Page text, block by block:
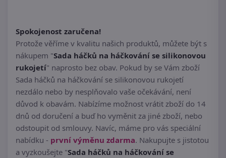
Spokojenost zaručena!
Protože věříme v kvalitu našich produktů, můžete být s
nákupem "Sada háčků na háčkování se silikonovou
rukojetí" naprosto bez obav. Pokud by se Vám zboží
Sada háčků na háčkování se silikonovou rukojetí
nezdálo nebo by nesplňovalo vaše očekávání, není
důvod k obavám. Nabízíme možnost vrátit zboží do 14
dnů od doručení a buď ho vyměnit za jiné zboží, nebo
odstoupit od smlouvy. Navíc, máme pro vás speciální
nabídku - první výměnu zdarma. Nakupujte s jistotou
a vyzkoušejte "Sada háčků na háčkování se